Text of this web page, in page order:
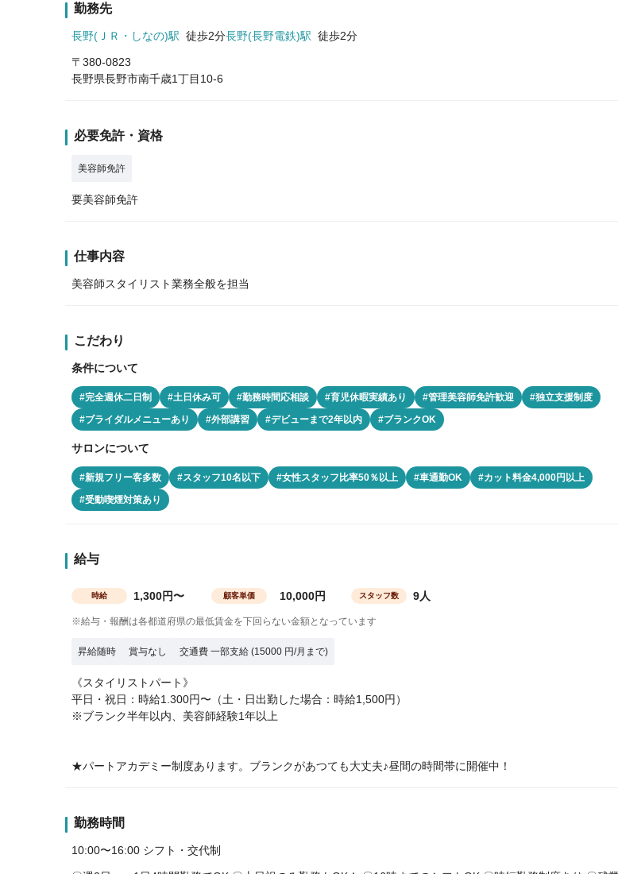
勤務先
長野(ＪＲ・しなの)駅 徒歩2分長野(長野電鉄)駅 徒歩2分
〒380-0823
長野県長野市南千歳1丁目10-6
必要免許・資格
美容師免許
要美容師免許
仕事内容
美容師スタイリスト業務全般を担当
こだわり
条件について
#完全週休二日制 #土日休み可 #勤務時間応相談 #育児休暇実績あり #管理美容師免許歓迎
#独立支援制度
#ブライダルメニューあり
#外部講習 #デビューまで2年以内 #ブランクOK
サロンについて
#新規フリー客多数 #スタッフ10名以下 #女性スタッフ比率50％以上 #車通勤OK
#カット料金4,000円以上
#受動喫煙対策あり
給与
時給 1,300円〜 顧客単価 10,000円 スタッフ数 9人
※給与・報酬は各都道府県の最低賃金を下回らない金額となっています
昇給随時 賞与なし 交通費 一部支給 (15000 円/月まで)
《スタイリストパート》
平日・祝日：時給1.300円〜（土・日出勤した場合：時給1,500円）
※ブランク半年以内、美容師経験1年以上
★パートアカデミー制度あります。ブランクがあつても大丈夫♪昼間の時間帯に開催中！
勤務時間
10:00〜16:00 シフト・交代制